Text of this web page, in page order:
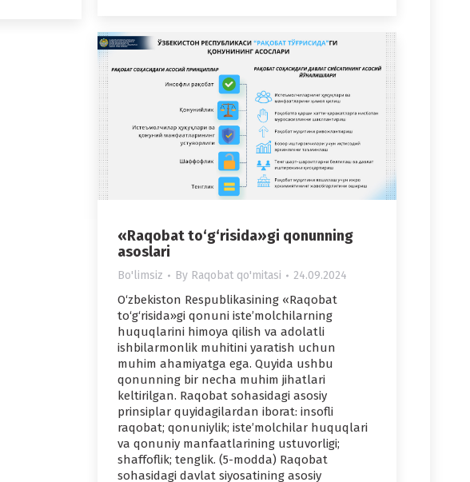
«Raqobat to‘g‘risida»gi qonunning
asoslari
Bo'limsiz By Raqobat qo'mitasi 24.09.2024
O‘zbekiston Respublikasining «Raqobat
to‘g‘risida»gi qonuni iste’molchilarning
huquqlarini himoya qilish va adolatli
ishbilarmonlik muhitini yaratish uchun
muhim ahamiyatga ega. Quyida ushbu
qonunning bir necha muhim jihatlari
keltirilgan. Raqobat sohasidagi asosiy
prinsiplar quyidagilardan iborat: insofli
raqobat; qonuniylik; iste’molchilar huquqlari
va qonuniy manfaatlarining ustuvorligi;
shaffoflik; tenglik. (5-modda) Raqobat
sohasidagi davlat siyosatining asosiy